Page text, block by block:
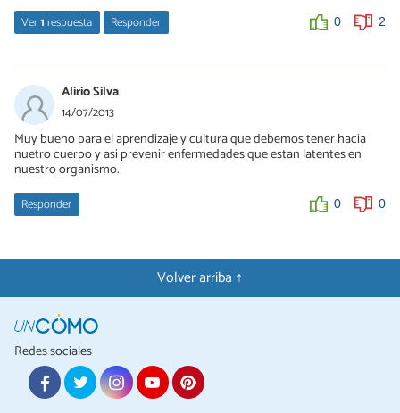
Ver1respuesta Responder 0 2
05/09/2014
pero cual es el tratamiento
0
Alirio Silva
14/07/2013
Muy bueno para el aprendizaje y cultura que debemos tener hacia
nuetro cuerpo y asi prevenir enfermedades que estan latentes en
nuestro organismo.
Responder 0 0
Volver arriba ↑
Redes sociales